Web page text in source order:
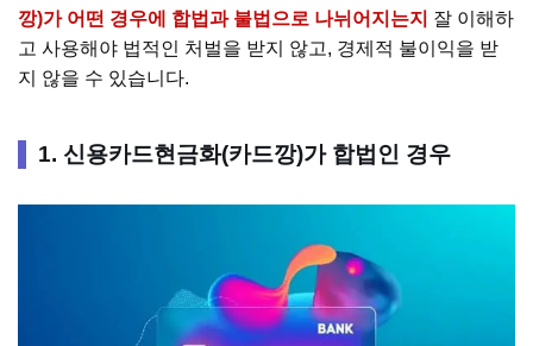
깡)가 어떤 경우에 합법과 불법으로 나뉘어지는지 잘 이해하
고 사용해야 법적인 처벌을 받지 않고, 경제적 불이익을 받
지 않을 수 있습니다.
1. 신용카드현금화(카드깡)가 합법인 경우